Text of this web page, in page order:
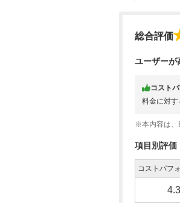
総合評価
ユーザーが
コスト
料金に対す
※本内容は、
項目別評価
コストパフ
4.3